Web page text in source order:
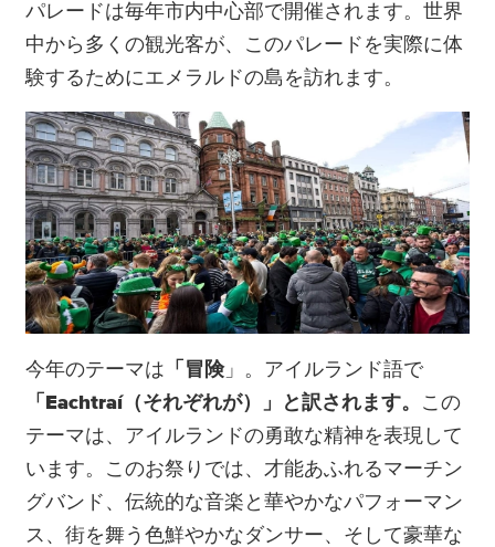
パレードは毎年市内中心部で開催されます。世界
中から多くの観光客が、このパレードを実際に体
験するためにエメラルドの島を訪れます。
今年のテーマは 「冒険」。アイルランド語で
「Eachtraí（それぞれが）」と訳されます。
この
テーマは、アイルランドの勇敢な精神を表現して
います。このお祭りでは、才能あふれるマーチン
グバンド、伝統的な音楽と華やかなパフォーマン
ス、街を舞う色鮮やかなダンサー、そして豪華な